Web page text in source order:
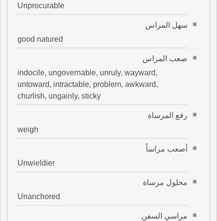
Unprocurable
سهل المراس
good natured
صعب المراس
indocile, ungovernable, unruly, wayward,
untoward, intractable, problem, awkward,
churlish, ungainly, sticky
رفع المرساة
weigh
أصعب مراساً
Unwieldier
محلول مرساة
Unanchored
مراسي السفن